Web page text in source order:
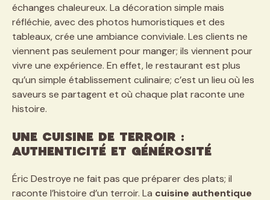
échanges chaleureux. La décoration simple mais
réfléchie, avec des photos humoristiques et des
tableaux, crée une ambiance conviviale. Les clients ne
viennent pas seulement pour manger; ils viennent pour
vivre une expérience. En effet, le restaurant est plus
qu’un simple établissement culinaire; c’est un lieu où les
saveurs se partagent et où chaque plat raconte une
histoire.
Une Cuisine de Terroir :
Authenticité et Générosité
Éric Destroye ne fait pas que préparer des plats; il
raconte l’histoire d’un terroir. La cuisine authentique